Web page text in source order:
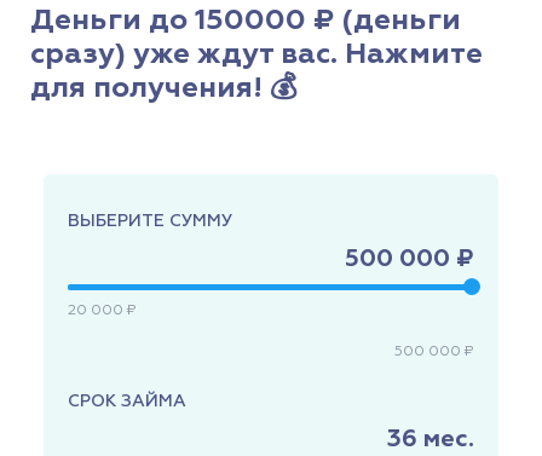
Деньги до 150000 ₽ (деньги
сразу) уже ждут вас. Нажмите
для получения! 💰
ВЫБЕРИТЕ СУММУ
500 000 ₽
20 000 ₽
500 000 ₽
СРОК ЗАЙМА
36 мес.